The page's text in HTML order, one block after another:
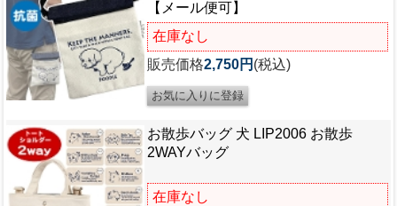
【メール便可】
在庫なし
販売価格2,750円 (税込)
お散歩バッグ 犬 LIP2006 お散歩
2WAYバッグ
在庫なし